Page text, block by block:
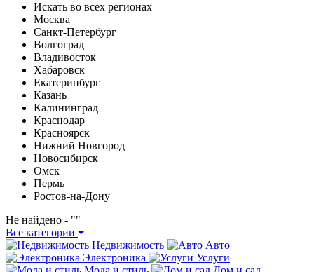
Искать во всех регионах
Москва
Санкт-Петербург
Волгоград
Владивосток
Хабаровск
Екатеринбург
Казань
Калининград
Краснодар
Красноярск
Нижний Новгород
Новосибирск
Омск
Пермь
Ростов-на-Дону
Не найдено - ""
Все категории
Недвижимость
Авто
Электроника
Услуги